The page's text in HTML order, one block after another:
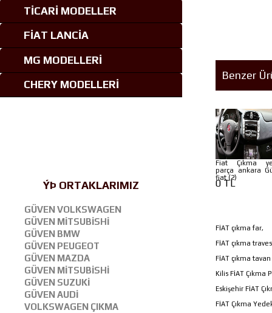
TİCARİ MODELLER
FİAT LANCİA
MG MODELLERİ
CHERY MODELLERİ
ÝÞ ORTAKLARIMIZ
GÜVEN VOLKSWAGEN
GÜVEN MİTSUBİSHİ
GÜVEN BMW
GÜVEN PEUGEOT
GÜVEN MAZDA
GÜVEN MİTSUBİSHİ
GÜVEN SUZUKİ
GÜVEN AUDİ
VOLKSWAGEN ÇIKMA
Benzer
Fiat Çıkma
parça ankara
fiat (2)
0 TL
FİAT çıkma far,
FİAT çıkma
FİAT çıkma
Kilis FİAT Çıkma
Eskişehir FİAT
FİAT Çıkma